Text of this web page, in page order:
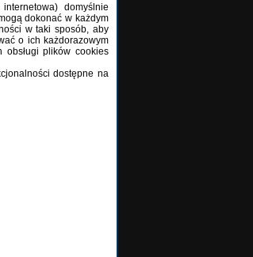
domyślnie
dokonać w każdym
w taki sposób, aby
o ich każdorazowym
obsługi plików cookies
dostępne na